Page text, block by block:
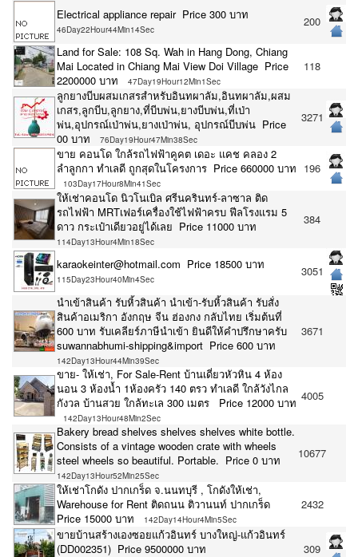
Electrical appliance repair Price 300 บาท
46Day22Hour44Min14Sec
200
Land for Sale: 108 Sq. Wah in Hang Dong, Chiang
Mai Located in Chiang Mai View Doi Village Price
2200000 บาท
47Day19Hour12Min1Sec
118
ลูกยางบีบผสมเกสรสำหรับอินทผาลัม,อินทผาลัม,ผสม
เกสร,ลูกบีบ,ลูกยาง,ที่บีบพ่น,ยางบีบพ่น,ที่เป่า
พ่น,อุปกรณ์เป่าพ่น,ยางเป่าพ่น, อุปกรณ์บีบพ่น Price
00 บาท
76Day19Hour47Min38Sec
3271
ขาย คอนโด ใกล้รถไฟฟ้าคูคต เดอะ แคช คลอง 2
ลำลูกกา ทำเลดี ถูกสุดในโครงการ Price 660000 บาท
103Day17Hour8Min41Sec
196
ให้เช่าคอนโด นิวโนเบิล ศรีนครินทร์-ลาซาล ติด
รถไฟฟ้า MRTเฟอร์เครื่องใช้ไฟฟ้าครบ ฟีลโรงแรม 5
ดาว กระเป๋าเดียวอยู่ได้เลย Price 11000 บาท
114Day13Hour4Min18Sec
384
karaokeinter@hotmail.com Price 18500 บาท
115Day23Hour40Min4Sec
3051
นำเข้าสินค้า รับหิ้วสินค้า นำเข้า-รับหิ้วสินค้า รับสั่ง
สินค้าอเมริกา อังกฤษ จีน ฮ่องกง กลับไทย เริ่มต้นที่
600 บาท รับเคลียร์ภาษีนำเข้า ยินดีให้คำปรึกษาครับ
suwannabhumi-shipping&import Price 600 บาท
142Day13Hour44Min39Sec
3671
ขาย- ให้เช่า, For Sale-Rent บ้านเดี่ยวหัวหิน 4 ห้อง
นอน 3 ห้องน้ำ 1ห้องครัว 140 ตรว ทำเลดี ใกล้วังไกล
กังวล บ้านสวย ใกล้ทะเล 300 เมตร Price 12000 บาท
142Day13Hour48Min2Sec
4005
Bakery bread shelves shelves shelves white bottle.
Consists of a vintage wooden crate with wheels
steel wheels so beautiful. Portable. Price 0 บาท
142Day13Hour52Min25Sec
10677
ให้เช่าโกดัง ปากเกร็ด จ.นนทบุรี , โกดังให้เช่า,
Warehouse for Rent ติดถนน ติวานนท์ ปากเกร็ด
Price 15000 บาท
142Day14Hour4Min5Sec
2432
ขายบ้านสร้างเองซอยแก้วอินทร์ บางใหญ่-แก้วอินทร์
(DD002351) Price 9500000 บาท
309